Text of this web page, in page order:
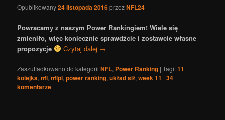
Opublikowany24 listopada 2016przezNFL24
Powracamy z naszym Power Rankingiem! Wiele się
zmieniło, więc koniecznie sprawdźcie i zostawcie własne
propozycje
Czytaj dalej →
Zaszufladkowano do kategorii NFL, Power Ranking |Tagi:11
kolejka,nfl,nflpl,power ranking,układ sił,week 11 |34
komentarze